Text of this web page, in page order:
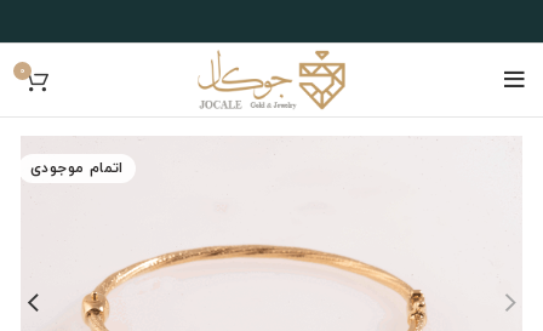
0
اتمام موجودی